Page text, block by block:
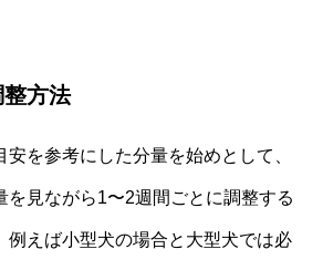
方法
を参考にした分量を始めとして、
を見ながら1〜2週間ごとに調整する
例えば小型犬の場合と大型犬では必